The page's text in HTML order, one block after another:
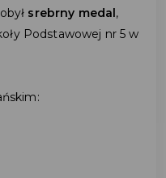
srebrny medal,
Podstawowej nr 5 w